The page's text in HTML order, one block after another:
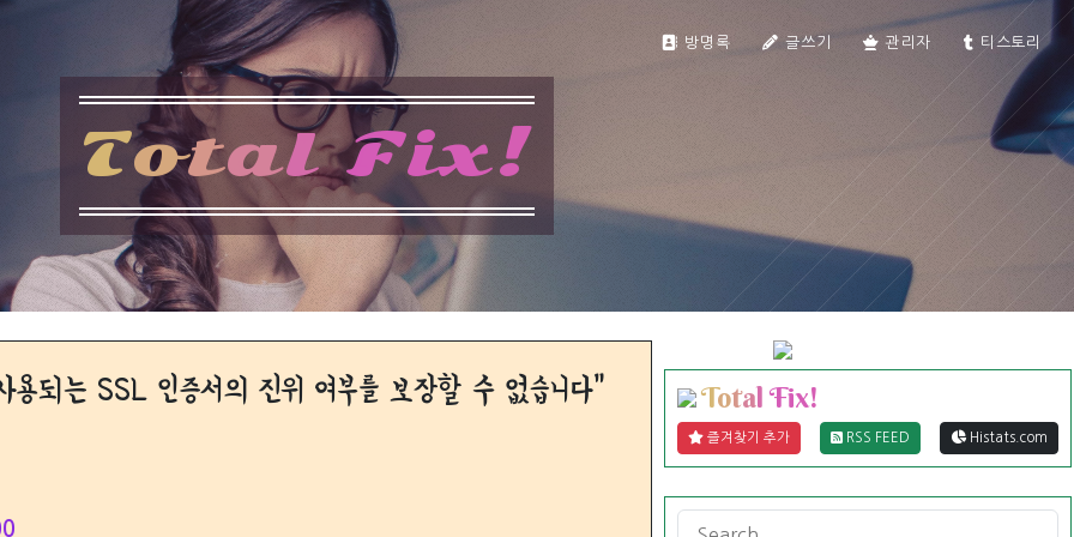
방명록 글쓰기 관리자 티스토리
Total Fix!
되는 SSL 인증서의 진위 여부를 보장할 수 없습니다" Total Fix!
즐겨찾기 추가 RSS FEED Histats.com
티스토리툴바